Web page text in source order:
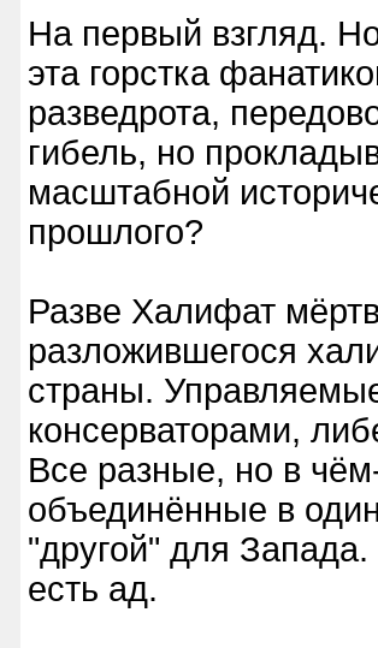
На первый взгляд.
эта горстка
разведрота,
гибель, но
масштабной
прошлого?
Разве Халифат
разложившегося
страны.
консерваторами,
Все разные, но в
объединённые в
"другой" для
есть ад.